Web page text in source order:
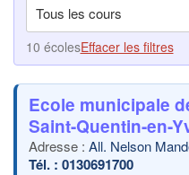
10 écolesEffacer les filtres
Ecole municipale
Saint-Quentin-en-
All. Nelson
0130691700